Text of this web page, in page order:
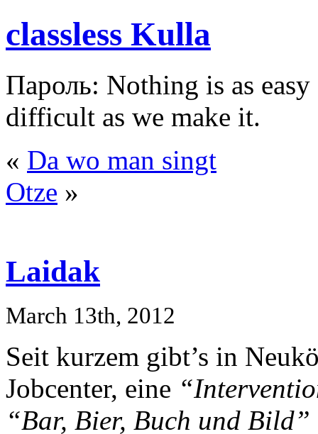
classless Kulla
Пароль: Nothing is as
difficult as we make it.
« Da wo man singt
Otze »
Laidak
March 13th, 2012
Seit kurzem gibt’s in
Jobcenter, eine
“Bar, Bier, Buch und Bild”